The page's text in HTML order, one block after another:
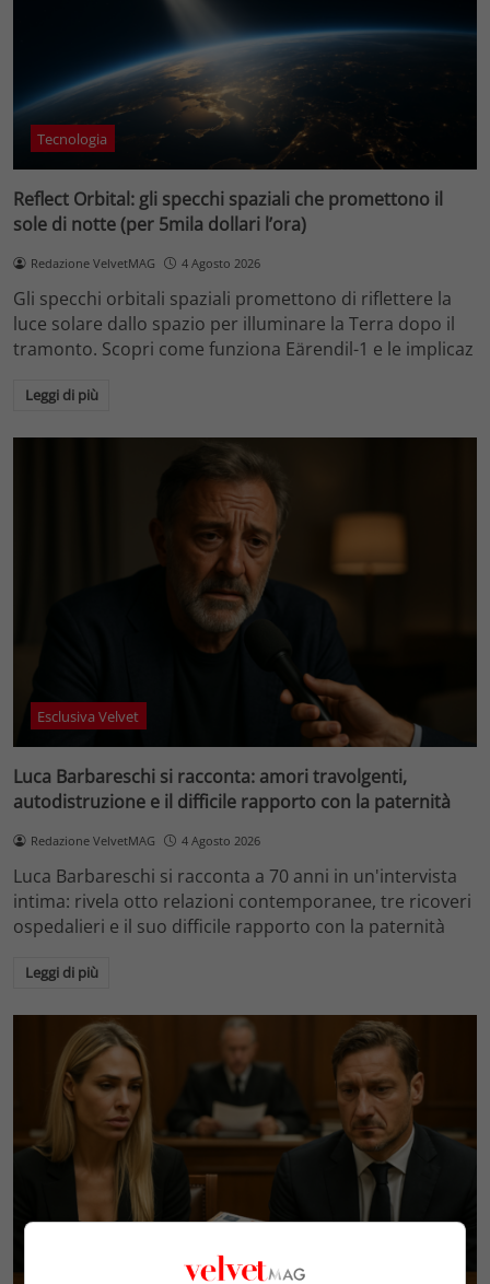
Tecnologia
Reflect Orbital: gli specchi spaziali che promettono il
sole di notte (per 5mila dollari l’ora)
Redazione VelvetMAG 4 Agosto 2026
Gli specchi orbitali spaziali promettono di riflettere la
luce solare dallo spazio per illuminare la Terra dopo il
tramonto. Scopri come funziona Eärendil-1 e le implicaz
Leggi di più
Esclusiva Velvet
Luca Barbareschi si racconta: amori travolgenti,
autodistruzione e il difficile rapporto con la paternità
Redazione VelvetMAG 4 Agosto 2026
Luca Barbareschi si racconta a 70 anni in un'intervista
intima: rivela otto relazioni contemporanee, tre ricoveri
ospedalieri e il suo difficile rapporto con la paternità
Leggi di più